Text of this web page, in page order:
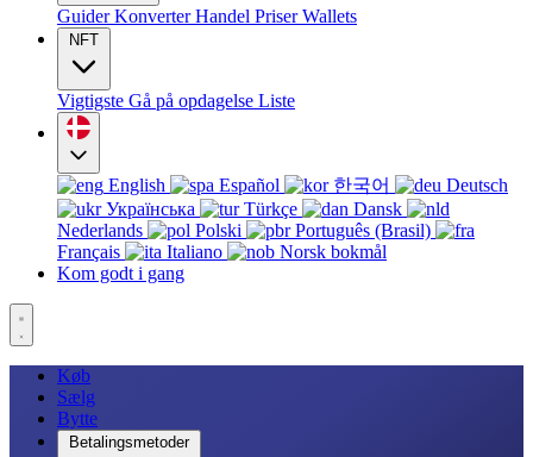
GuiderKonverterHandel PriserWallets
NFT
Vigtigste Gå på opdagelse Liste
English Español 한국어
Deutsch
Українська
Türkçe
Dansk
Nederlands
Polski
Português (Brasil)
Français
Italiano
Norsk bokmål
Kom godt i gang
Køb
Sælg
Bytte
Betalingsmetoder